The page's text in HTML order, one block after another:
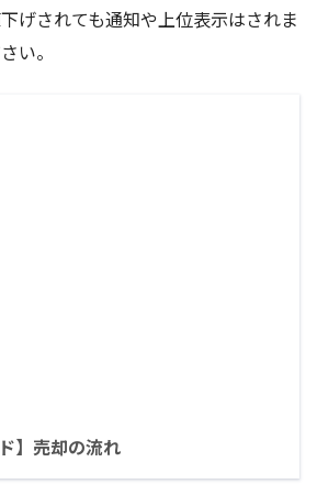
げされても通知や上位表示はされま
い。
】売却の流れ